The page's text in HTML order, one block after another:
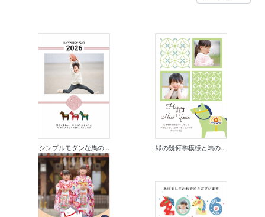
シンプルモダンな馬の... 緑の幾何学模様と馬の...